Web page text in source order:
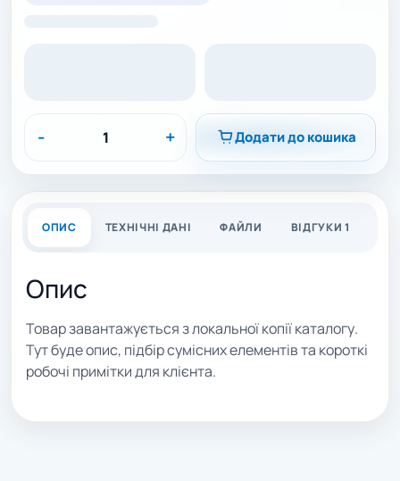
- + Додати до кошика
ОПИС ТЕХНІЧНІ ДАНІ ФАЙЛИ ВІДГУКИ 1
Опис
Товар завантажується з локальної копії каталогу.
Тут буде опис, підбір сумісних елементів та короткі
робочі примітки для клієнта.